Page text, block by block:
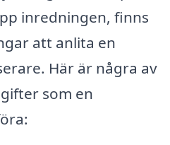
inredningen, finns
att anlita en
Här är några av
som en